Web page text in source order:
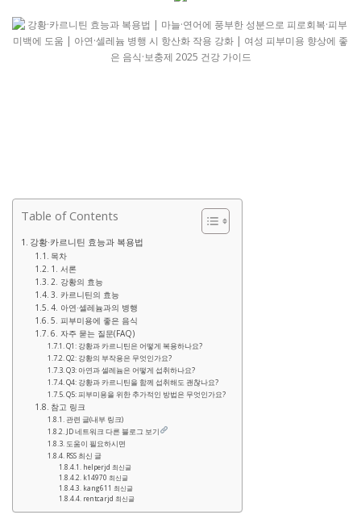
Table of Contents
강황·카르니틴 효능과 복용법
목차
1. 서론
2. 강황의 효능
3. 카르니틴의 효능
4. 아연·셀레늄과의 병행
5. 피부미용에 좋은 음식
6. 자주 묻는 질문(FAQ)
Q1: 강황과 카르니틴은 어떻게 복용하나요?
Q2: 강황의 부작용은 무엇인가요?
Q3: 아연과 셀레늄은 어떻게 섭취하나요?
Q4: 강황과 카르니틴을 함께 섭취해도 괜찮나요?
Q5: 피부미용을 위한 추가적인 방법은 무엇인가요?
참고 링크
관련 글(내부 링크)
JD 네트워크 다른 블로그 보기
도움이 필요하시면
RSS 최신 글
helperjd 최신글
k14970 최신글
kang611 최신글
rentcarjd 최신글